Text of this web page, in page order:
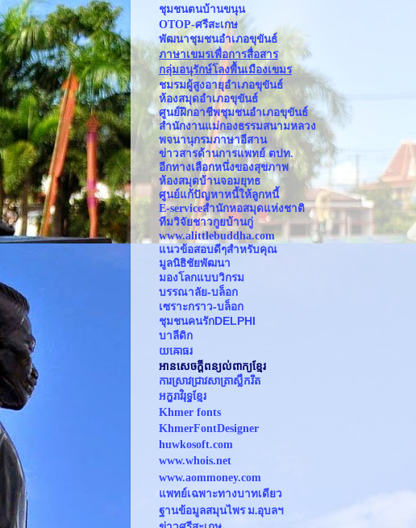
ชุมชนตนบ้านขนุน
OTOP-ศรีสะเกษ
พัฒนาชุมชนอำเภอขุขันธ์
ภาษาเขมรเพื่อการสื่อสาร
กลุ่มอนุรักษ์โลงพื้นเมืองเขมร
ชมรมผู้สูงอายุอำเภอขุขันธ์
ห้องสมุดอำเภอขุขันธ์
ศูนย์ฝึกอาชีพชุมชนอำเภอขุขันธ์
สำนักงานแม่กองธรรมสนามหลวง
พจนานุกรมภาษาอีสาน
ข่าวสารด้านการแพทย์ ตปท.
อีกทางเลือกหนึ่งของสุขภาพ
ห้องสมุดบ้านจอมยุทธ
ศูนย์แก้ปัญหาหนี้ให้ลูกหนี้
E-serviceสำนักหอสมุดแห่งชาติ
ทีมวิจัยชาวกูยบ้านกู่
www.alittlebuddha.com
แนวข้อสอบดีๆสำหรับคุณ
มูลนิธิชัยพัฒนา
มองโลกแบบวิกรม
บรรณาลัย-บล็อก
เซราะกราว-บล็อก
ชุมชนคนรักDELPHI
บาลีดิก
យឝោធរ
អានសេចក្ដីពន្យល់ពាក្យខ្មែរ
ការស្រាវជ្រាវសាត្រាស្លឹករឹត
អក្ខរាវិរុទ្ធខ្មែរ
Khmer fonts
KhmerFontDesigner
huwkosoft.com
www.whois.net
www.aommoney.com
แพทย์เฉพาะทางบาทเดียว
ฐานข้อมูลสมุนไพร ม.อุบลฯ